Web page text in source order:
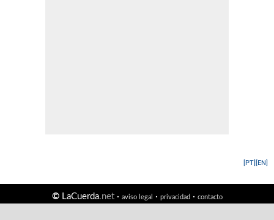
[EN]
[PT]
©LaCuerda.net· aviso legal · privacidad· contacto